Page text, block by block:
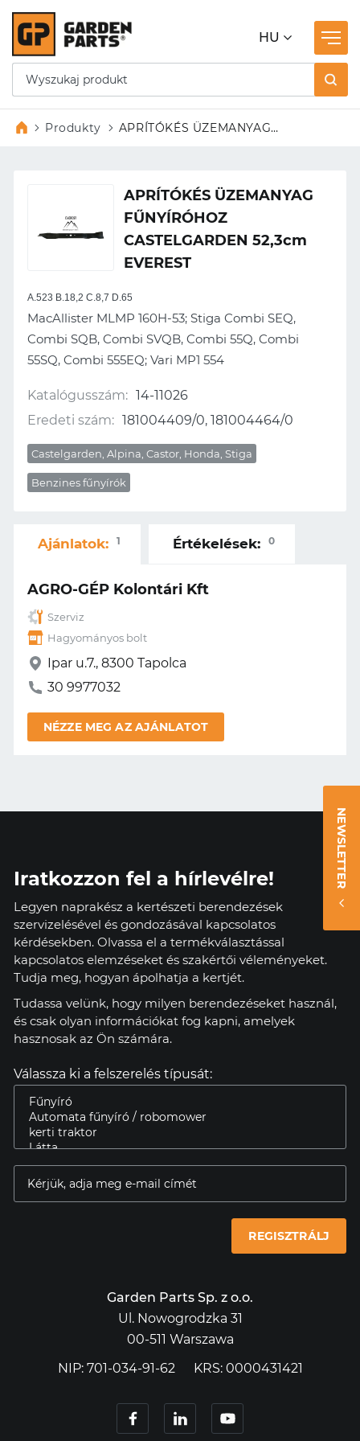
HU
Produkty
APRÍTÓKÉS ÜZEMANYAG
APRÍTÓKÉS ÜZEMANYAG
FŰNYÍRÓHOZ
CASTELGARDEN 52,3cm
EVEREST
A.523 B.18,2 C.8,7 D.65
MacAllister MLMP 160H-53; Stiga Combi SEQ,
Combi SQB, Combi SVQB, Combi 55Q, Combi
55SQ, Combi 555EQ; Vari MP1 554
Katalógusszám: 14-11026
Eredeti szám: 181004409/0, 181004464/0
Castelgarden, Alpina, Castor, Honda, Stiga
Benzines fűnyírók
Ajánlatok: 1 Értékelések: 0
AGRO-GÉP Kolontári Kft
Szerviz
Hagyományos bolt
Ipar u.7., 8300 Tapolca
30 9977032
NÉZZE MEG AZ AJÁNLATOT
NEWSLETTER
Iratkozzon fel a hírlevélre!
Legyen naprakész a kertészeti berendezések
szervizelésével és gondozásával kapcsolatos
kérdésekben. Olvassa el a termékválasztással
kapcsolatos elemzéseket és szakértői véleményeket.
Tudja meg, hogyan ápolhatja a kertjét.
Tudassa velünk, hogy milyen berendezéseket használ,
és csak olyan információkat fog kapni, amelyek
hasznosak az Ön számára.
Válassza ki a felszerelés típusát:
REGISZTRÁLJ
Garden Parts Sp. z o.o.
Ul. Nowogrodzka 31
00-511 Warszawa
NIP: 701-034-91-62
KRS: 0000431421